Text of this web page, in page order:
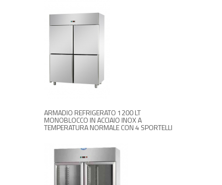
ARMADIO REFRIGERATO 1200 LT
MONOBLOCCO IN ACCIAIO INOX A
TEMPERATURA NORMALE CON 4 SPORTELLI